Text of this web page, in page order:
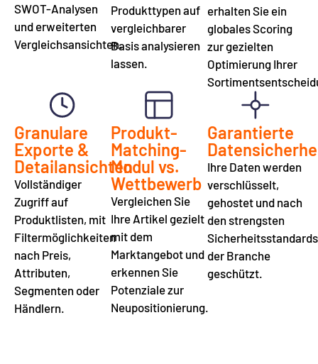
SWOT-Analysen
und erweiterten
Vergleichsansichten.
Produkttypen auf
vergleichbarer
Basis analysieren
lassen.
erhalten Sie ein
globales Scoring
zur gezielten
Optimierung Ihrer
Granulare
Exporte &
Detailansichten
Vollständiger
Zugriff auf
Produktlisten, mit
Filtermöglichkeiten
nach Preis,
Attributen,
Segmenten oder
Händlern.
Produkt-
Matching-
Modul vs.
Wettbewerb
Vergleichen Sie
Ihre Artikel gezielt
mit dem
Marktangebot und
erkennen Sie
Potenziale zur
Neupositionierung.
Garantierte
Ihre Daten werden
verschlüsselt,
gehostet und nach
den strengsten
Sicherheitsstandards
der Branche
geschützt.